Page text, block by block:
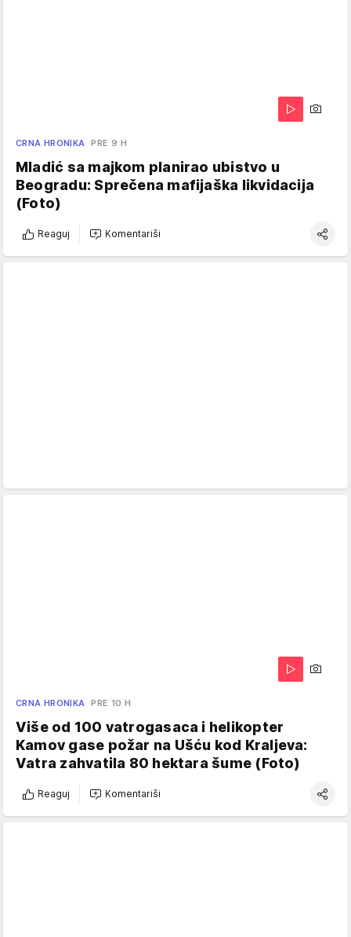
CRNA HRONIKA PRE 9 H
Mladić sa majkom planirao ubistvo u
Beogradu: Sprečena mafijaška likvidacija
(Foto)
Reaguj Komentariši
CRNA HRONIKA PRE 10 H
Više od 100 vatrogasaca i helikopter
Kamov gase požar na Ušću kod Kraljeva:
Vatra zahvatila 80 hektara šume (Foto)
Reaguj Komentariši